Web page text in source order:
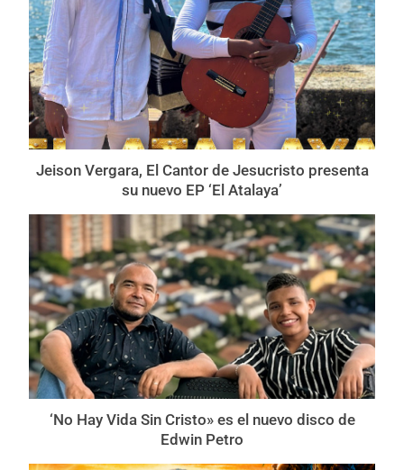
Jeison Vergara, El Cantor de Jesucristo presenta
su nuevo EP ‘El Atalaya’
‘No Hay Vida Sin Cristo» es el nuevo disco de
Edwin Petro